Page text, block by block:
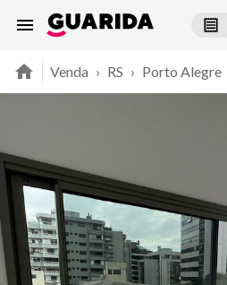
Venda › RS › Porto Alegre